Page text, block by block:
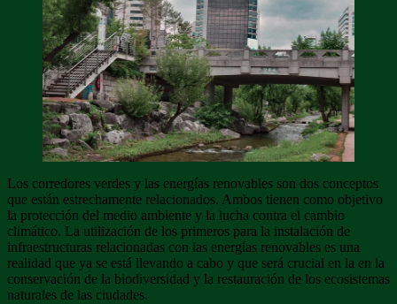
Los corredores verdes y las energías renovables son dos conceptos
que están estrechamente relacionados. Ambos tienen como objetivo
la protección del medio ambiente y la lucha contra el cambio
climático. La utilización de los primeros para la instalación de
infraestructuras relacionadas con las energías renovables es una
realidad que ya se está llevando a cabo y que será crucial en la en la
conservación de la biodiversidad y la restauración de los ecosistemas
naturales de las ciudades.